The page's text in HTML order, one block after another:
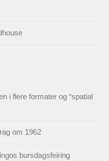
i flere formater og “spatial
om 1962
bursdagsfeiring